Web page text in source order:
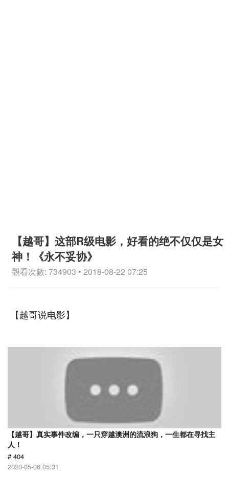
【越哥】这部R级电影，好看的绝不仅仅是女
神！《永不妥协》
觀看次數: 734903 • 2018-08-22 07:25
【越哥说电影】
【越哥】真实事件改编，一只穿越澳洲的流浪狗，一生都在寻找主
人！
# 404
2020-05-06 05:31